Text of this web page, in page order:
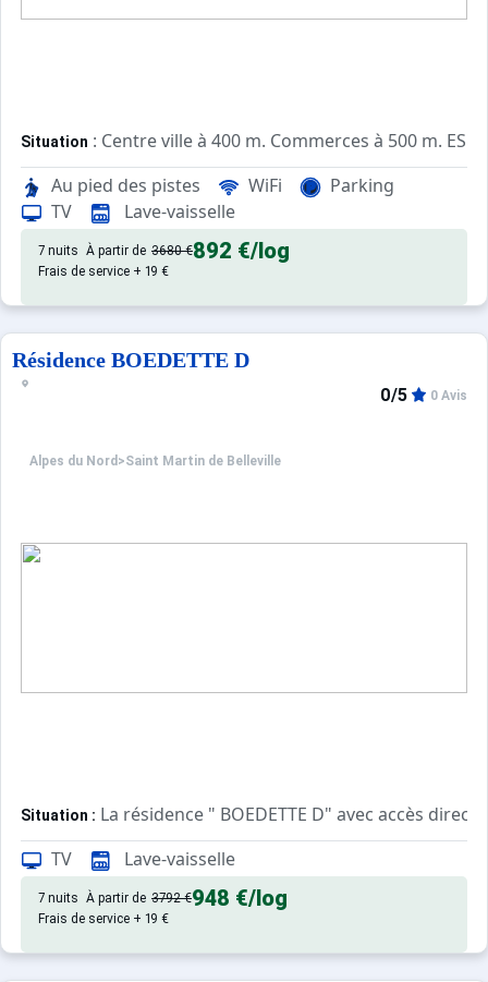
Situation : Centre ville à 400 m. Commerces à 500 m. ESF
Appartement de particulier : Appartements confortables et
Au pied des pistes WiFi
Parking
TV
Lave-vaisselle
7 nuits À partir de 3680 €892 €/log
Frais de service + 19 €
Résidence BOEDETTE D
Alpes du Nord >Saint Martin de Belleville
0/5 0 Avis
Situation : La résidence " BOEDETTE D" avec accès
Résidence en retrait de circulation. Parking découvert
Appartement de particulier :
TV Lave-vaisselle
7 nuits À partir de 3792 €948 €/log
Frais de service + 19 €